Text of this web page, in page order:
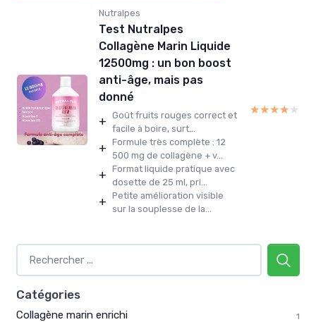
Nutralpes
Test Nutralpes
Collagène Marin Liquide
12500mg : un bon boost
anti-âge, mais pas
donné
+ Goût fruits rouges correct et
facile à boire, surt...
+ Formule très complète : 12
500 mg de collagène + v...
+ Format liquide pratique avec
dosette de 25 ml, pri...
+ Petite amélioration visible
sur la souplesse de la...
★★★★★
★★★★★
Catégories
Collagène marin enrichi 1